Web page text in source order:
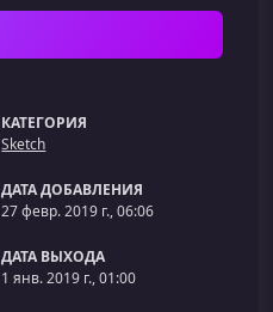
КАТЕГОРИЯ
Sketch
ДАТА ДОБАВЛЕНИЯ
27 февр. 2019 г., 06:06
ДАТА ВЫХОДА
1 янв. 2019 г., 01:00